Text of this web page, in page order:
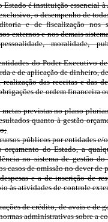
Estado é instituição essencial
o desempenho de
e de fiscalização nos
externos e nos demais
moralidade,
do Poder Executivo
e de aplicação de dinheiro,
das receitas e das
de ordem financeira
previstas no plano
quanto à gestão
públicos por entidades e/
orçamento do Estado, a
no sistema de gestão
casos de omissão no dever de
e a de inscrição de
às atividades de controle
de crédito, de avais e de
administrativas sobre a